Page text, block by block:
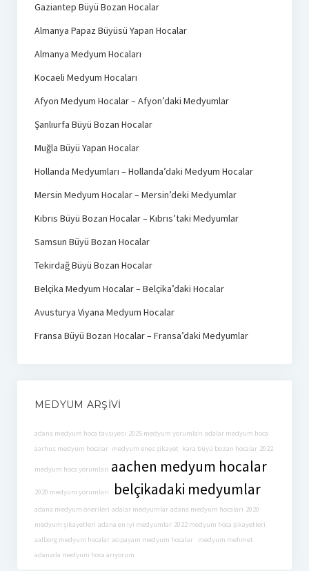
Gaziantep Büyü Bozan Hocalar
Almanya Papaz Büyüsü Yapan Hocalar
Almanya Medyum Hocaları
Kocaeli Medyum Hocaları
Afyon Medyum Hocalar – Afyon’daki Medyumlar
Şanlıurfa Büyü Bozan Hocalar
Muğla Büyü Yapan Hocalar
Hollanda Medyumları – Hollanda’daki Medyum Hocalar
Mersin Medyum Hocalar – Mersin’deki Medyumlar
Kıbrıs Büyü Bozan Hocalar – Kıbrıs’taki Medyumlar
Samsun Büyü Bozan Hocalar
Tekirdağ Büyü Bozan Hocalar
Belçika Medyum Hocalar – Belçika’daki Hocalar
Avusturya Viyana Medyum Hocalar
Fransa Büyü Bozan Hocalar – Fransa’daki Medyumlar
MEDYUM ARŞIVI
adana medyum hoca tavsiyesi 2025 medyum yorumları adalar medyum hoca
aarhus medyum hocalar medyum enes şikayet kara büyü bozan hocalar 2022
medyum hoca yorumları aachen medyum hocalar
2020 medyum yorumları belçikadaki medyumlar
adana medyum önerileri adalar medyumlar adana medyum hocaları 2020
medyum şikayetleri adana en iyi medyumlar 2022 medyum hoca şikayetleri
aalborg medyum hocalar acıpayam medyum hocalar
medyum mehmet
adanada medyum hoca arıyorum